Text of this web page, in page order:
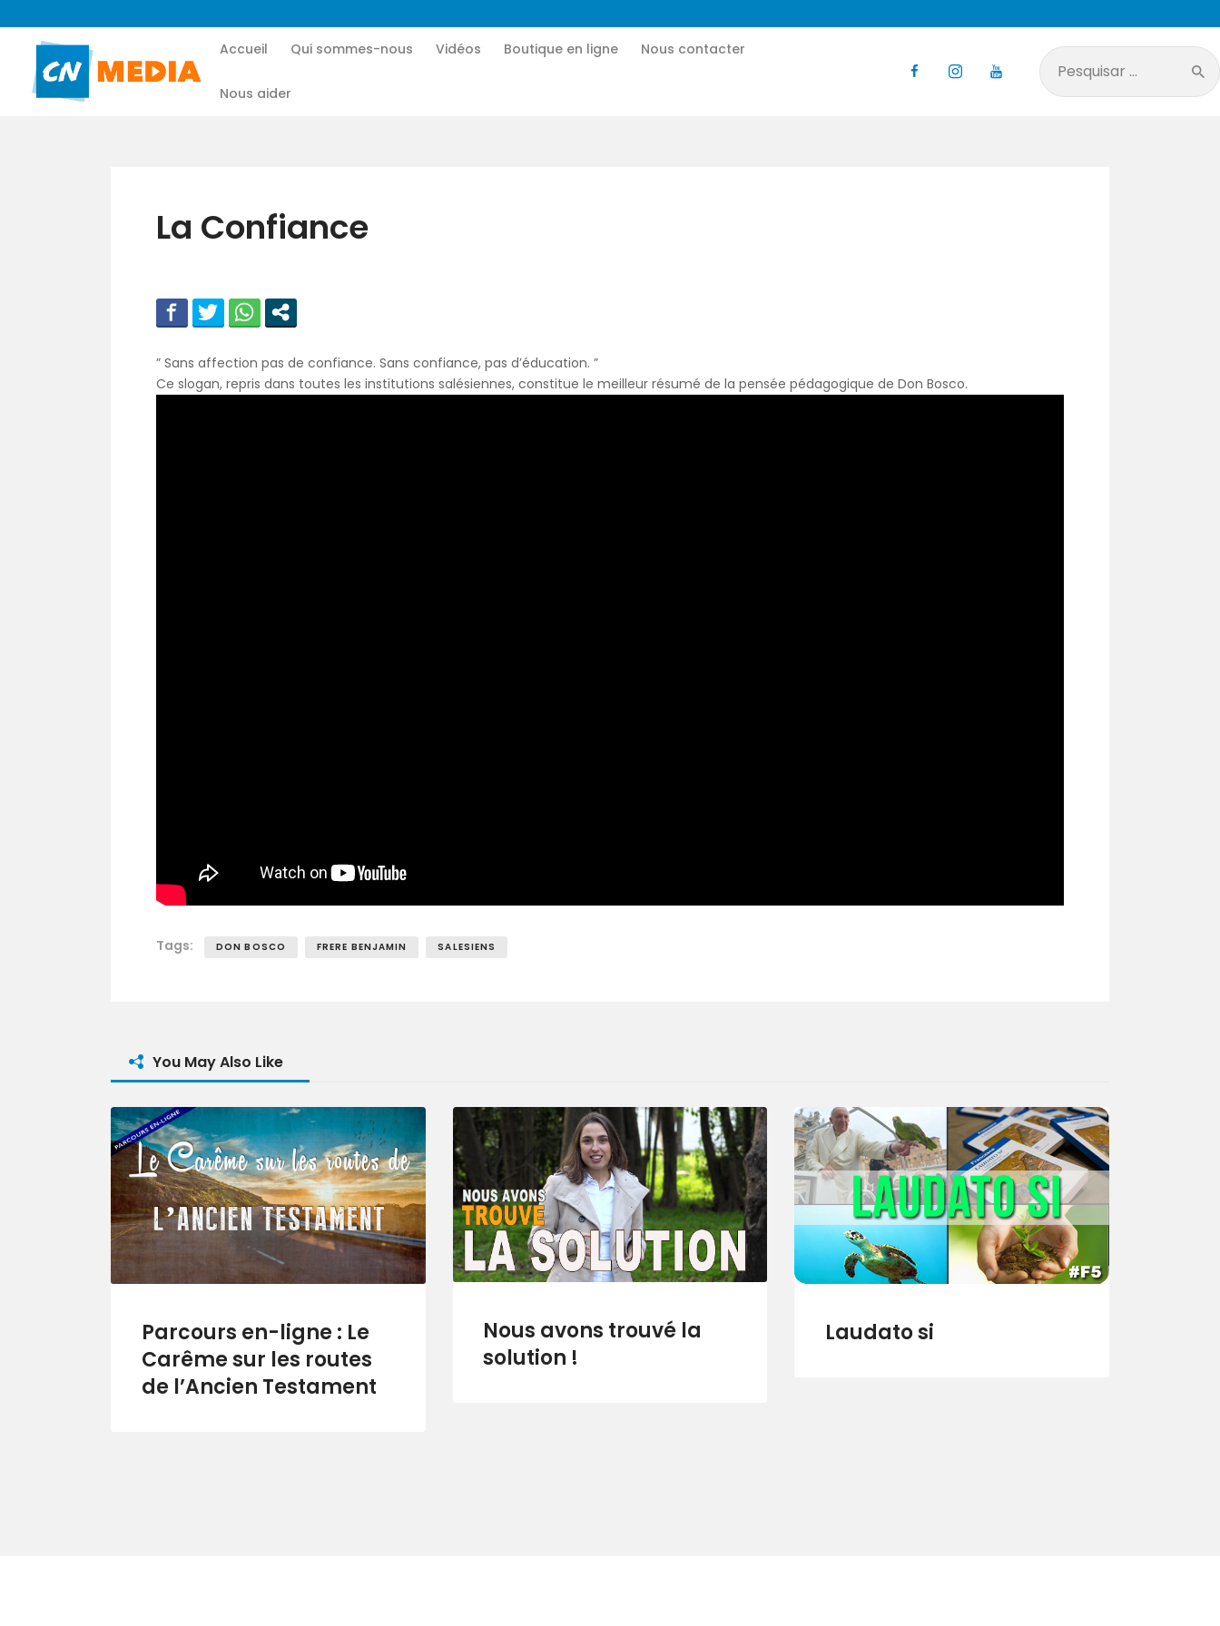
Accueil Qui sommes-nous Vidéos Boutique en ligne Nous contacter
Nous aider
Pesquisar
por:
Accueil
La Confiance
” Sans affection pas de confiance. Sans confiance, pas d’éducation. ”
Ce slogan, repris dans toutes les institutions salésiennes, constitue le meilleur résumé de la pensée pédagogique de Don Bosco.
Tags: DON BOSCO FRERE BENJAMIN SALESIENS
You May Also Like
Parcours en-ligne : Le
Carême sur les routes
de l’Ancien Testament
Nous avons trouvé la
solution !
Laudato si